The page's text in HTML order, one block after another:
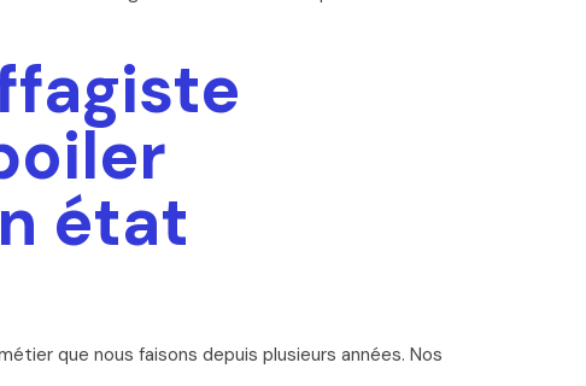
état
que nous faisons depuis plusieurs années. Nos